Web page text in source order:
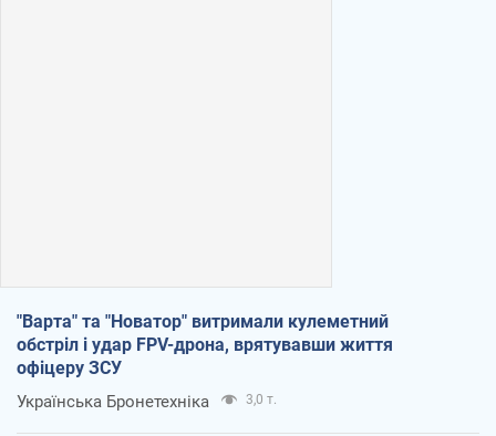
"Варта" та "Новатор" витримали кулеметний
обстріл і удар FPV-дрона, врятувавши життя
офіцеру ЗСУ
Українська Бронетехніка 3,0 т.